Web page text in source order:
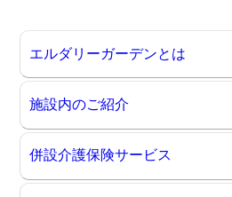
エルダリーガーデンとは
施設内のご紹介
併設介護保険サービス